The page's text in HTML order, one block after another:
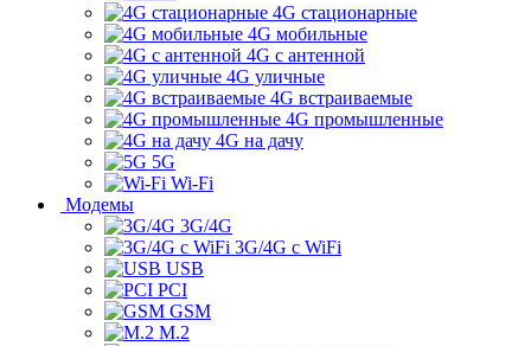
4G стационарные
4G мобильные
4G с антенной
4G уличные
4G встраиваемые
4G промышленные
4G на дачу
5G
Wi-Fi
Модемы
3G/4G
3G/4G с WiFi
USB
PCI
GSM
M.2